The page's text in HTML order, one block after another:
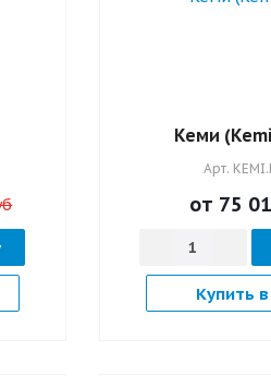
Кеми
Арт.
от 75
Купить